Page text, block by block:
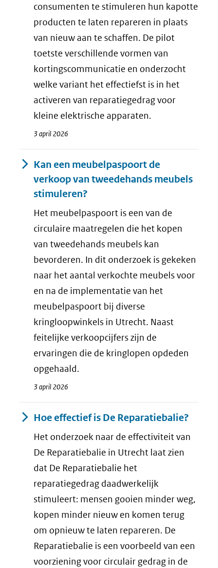
consumenten te stimuleren hun kapotte
producten te laten repareren in plaats
van nieuw aan te schaffen. De pilot
toetste verschillende vormen van
kortingscommunicatie en onderzocht
welke variant het effectiefst is in het
activeren van reparatiegedrag voor
kleine elektrische apparaten.
3 april 2026
Kan een meubelpaspoort de
verkoop van tweedehands meubels
stimuleren?
Het meubelpaspoort is een van de
circulaire maatregelen die het kopen
van tweedehands meubels kan
bevorderen. In dit onderzoek is gekeken
naar het aantal verkochte meubels voor
en na de implementatie van het
meubelpaspoort bij diverse
kringloopwinkels in Utrecht. Naast
feitelijke verkoopcijfers zijn de
ervaringen die de kringlopen opdeden
opgehaald.
3 april 2026
Hoe effectief is De Reparatiebalie?
Het onderzoek naar de effectiviteit van
De Reparatiebalie in Utrecht laat zien
dat De Reparatiebalie het
reparatiegedrag daadwerkelijk
stimuleert: mensen gooien minder weg,
kopen minder nieuw en komen terug
om opnieuw te laten repareren. De
Reparatiebalie is een voorbeeld van een
voorziening voor circulair gedrag in de